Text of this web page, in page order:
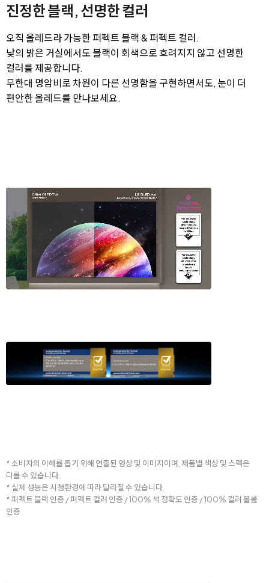
진정한 블랙, 선명한 컬러
오직 올레드라 가능한 퍼펙트 블랙 & 퍼펙트 컬러.
낮의 밝은 거실에서도 블랙이 회색으로 흐려지지 않고 선명한
컬러를 제공합니다.
무한대 명암비로 차원이 다른 선명함을 구현하면서도, 눈이 더
편안한 올레드를 만나보세요.
* 소비자의 이해를 돕기 위해 연출된 영상 및 이미지이며, 제품별 색상 및 스펙은
다를 수 있습니다.
* 실제 성능은 시청환경에 따라 달라질 수 있습니다.
* 퍼펙트 블랙 인증 / 퍼펙트 컬러 인증 / 100% 색 정확도 인증 / 100% 컬러 볼륨
인증